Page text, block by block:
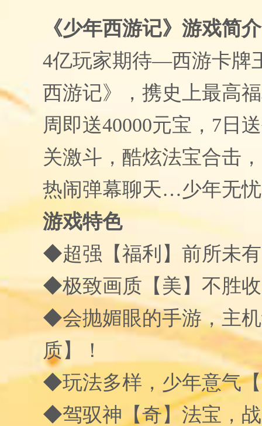
《少年西游记》游戏简介
4亿玩家期待—西游卡牌
西游记》，携史上最高
周即送40000元宝， 7 日
关激斗，酷炫法宝合击
热闹弹幕聊天…少年无
游戏特色
◆超强【福利】前所未
◆极致画质【美】不胜
◆会抛媚眼的手游，主
质】！
◆玩法多样，少年意气
◆驾驭神【奇】法宝，